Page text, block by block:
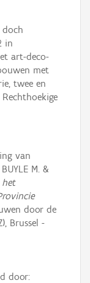
doch
in
art-deco-
met
twee en
van
BUYLE M. &
door de
Brussel -
door: